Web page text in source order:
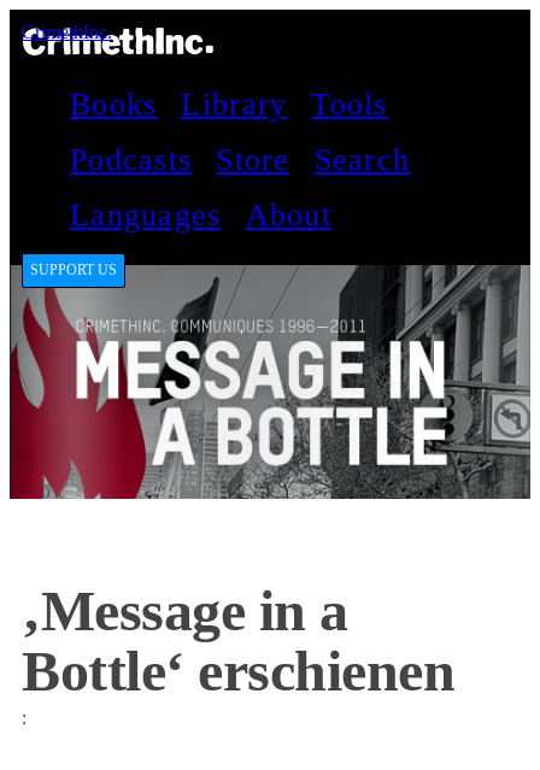
CrimethInc.
Books Library
Tools
Podcasts
Store
Search
Languages
About
SUPPORT US
‚Message in a
Bottle‘ erschienen
: